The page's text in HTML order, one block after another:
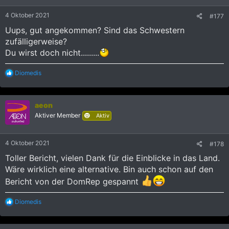
4 Oktober 2021 #177
Uups, gut angekommen? Sind das Schwestern
zufälligerweise?
Du wirst doch nicht.........
R
a
k
t
i
o
n
:
Diomedis
aeon
Aktiver Member Aktiv
4 Oktober 2021 #178
Toller Bericht, vielen Dank für die Einblicke in das Land.
Wäre wirklich eine alternative. Bin auch schon auf den
Bericht von der DomRep gespannt
R
a
k
Diomedis